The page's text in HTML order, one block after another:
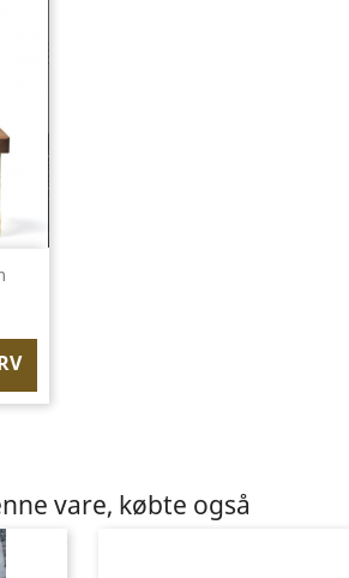
vare, købte også